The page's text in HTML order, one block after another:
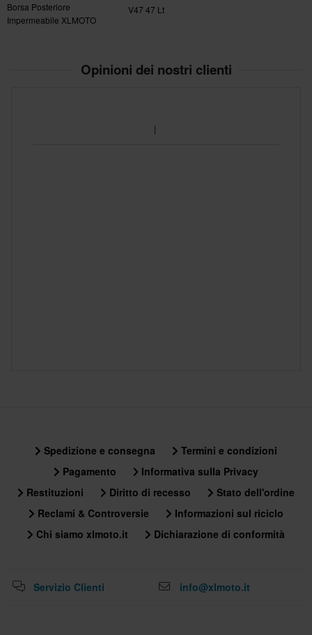
Borsa Posteriore
Impermeabile XLMOTO
V47 47 Lt
Opinioni dei nostri clienti
Spedizione e consegna
Termini e condizioni
Pagamento
Informativa sulla Privacy
Restituzioni
Diritto di recesso
Stato dell'ordine
Reclami & Controversie
Informazioni sul riciclo
Chi siamo xlmoto.it
Dichiarazione di conformità
Servizio Clienti info@xlmoto.it